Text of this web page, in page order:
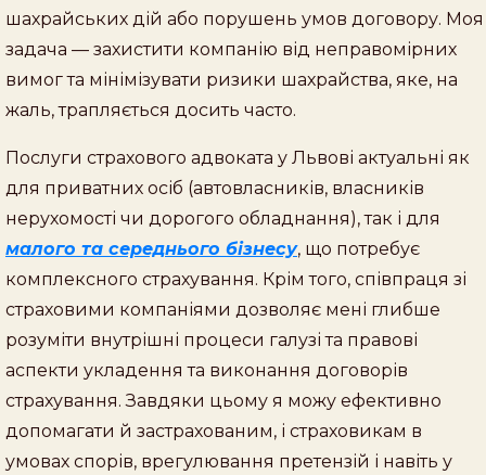
шахрайських дій або порушень умов договору. Моя
задача — захистити компанію від неправомірних
вимог та мінімізувати ризики шахрайства, яке, на
жаль, трапляється досить часто.
Послуги страхового адвоката у Львові актуальні як
для приватних осіб (автовласників, власників
нерухомості чи дорогого обладнання), так і для
малого та середнього бізнесу, що потребує
комплексного страхування. Крім того, співпраця зі
страховими компаніями дозволяє мені глибше
розуміти внутрішні процеси галузі та правові
аспекти укладення та виконання договорів
страхування. Завдяки цьому я можу ефективно
допомагати й застрахованим, і страховикам в
умовах спорів, врегулювання претензій і навіть у